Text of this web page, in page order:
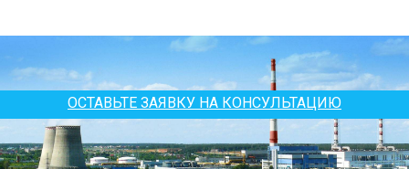
ОСТАВЬТЕ ЗАЯВКУ НА КОНСУЛЬТАЦИЮ